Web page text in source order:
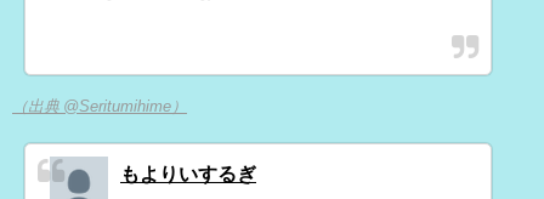
（出典 @Seritumihime）
もよりいするぎ